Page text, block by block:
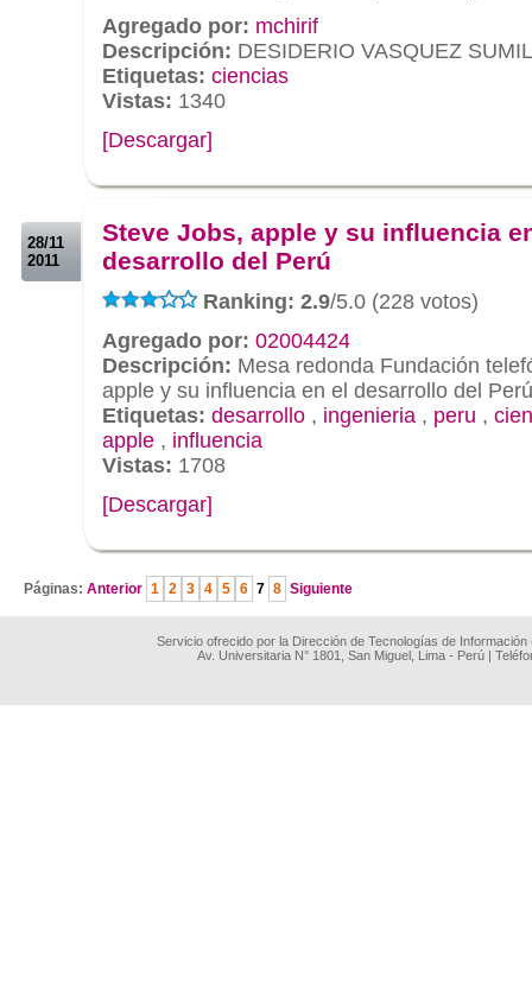
Agregado por: mchirif
Descripción: DESIDERIO VASQUEZ
Etiquetas: ciencias
Vistas: 1340
[Descargar]
28/11
2011
Steve Jobs, apple y su influencia
desarrollo del Perú
Ranking: 2.9/5.0 (228 votos)
Agregado por: 02004424
Descripción: Mesa redonda Fundación
apple y su influencia en el desarrollo del Perú
Etiquetas: desarrollo , ingenieria , peru ,
apple , influencia
Vistas: 1708
[Descargar]
Páginas: Anterior 1 2 3 4 5 6 7 8 Siguiente
Servicio ofrecido por la Dirección de Tecnologías de
Av. Universitaria N° 1801, San Miguel, Lima - Perú |